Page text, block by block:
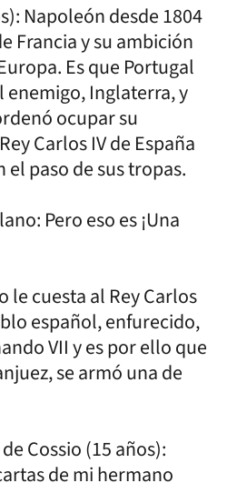
Napoleón desde 1804
Francia y su ambición
Es que Portugal
enemigo, Inglaterra, y
ocupar su
Carlos IV de España
paso de sus tropas.
Pero eso es ¡Una
le cuesta al Rey Carlos
español, enfurecido,
VII y es por ello que
se armó una de
Cossio (15 años):
de mi hermano